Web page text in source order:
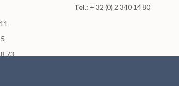
73
Tel.: + 32 (0) 2 340 14 80